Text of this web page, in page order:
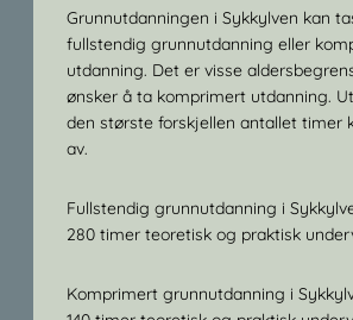
Grunnutdanningen i Sykkylven kan
fullstendig grunnutdanning eller
utdanning. Det er visse
ønsker å ta komprimert utdanning.
den største forskjellen antallet timer
av.
Fullstendig grunnutdanning i
280 timer teoretisk og praktisk
Komprimert grunnutdanning i